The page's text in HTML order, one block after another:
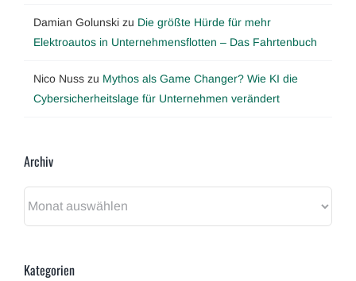
Damian Golunski zu Die größte Hürde für mehr
Elektroautos in Unternehmensflotten – Das Fahrtenbuch
Nico Nuss zu Mythos als Game Changer? Wie KI die
Cybersicherheitslage für Unternehmen verändert
Archiv
Kategorien